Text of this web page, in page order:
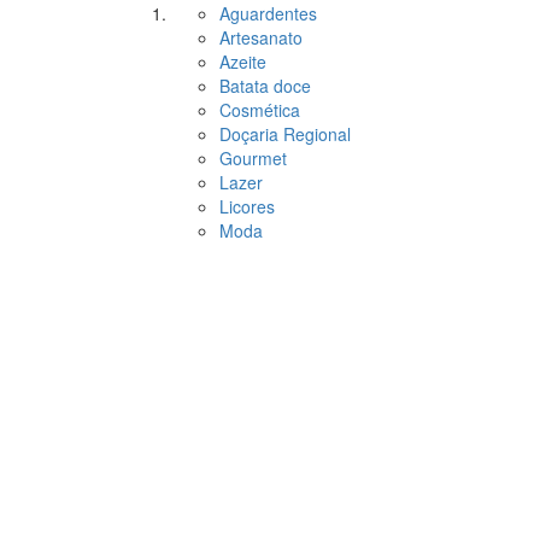
Aguardentes
Artesanato
Azeite
Batata doce
Cosmética
Doçaria Regional
Gourmet
Lazer
Licores
Moda